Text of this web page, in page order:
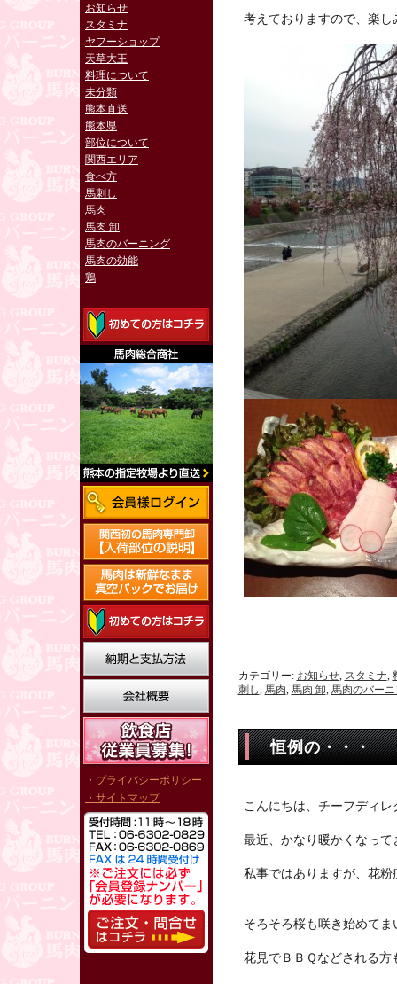
お知らせ
スタミナ
ヤフーショップ
天草大王
料理について
未分類
熊本直送
熊本県
部位について
関西エリア
食べ方
馬刺し
馬肉
馬肉 卸
馬肉のバーニング
馬肉の効能
鶏
・プライバシーポリシー
・サイトマップ
考えておりますので、楽
カテゴリー: お知らせ, スタミナ,
刺し, 馬肉, 馬肉 卸, 馬肉のバー
恒例の・・・
こんにちは、チーフディ
最近、かなり暖かくなって
私事ではありますが、花
そろそろ桜も咲き始めてま
花見でＢＢＱなどされる